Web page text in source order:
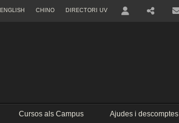
ENGLISH CHINO DIRECTORI UV
Cursos als Campus Ajudes i descomptes